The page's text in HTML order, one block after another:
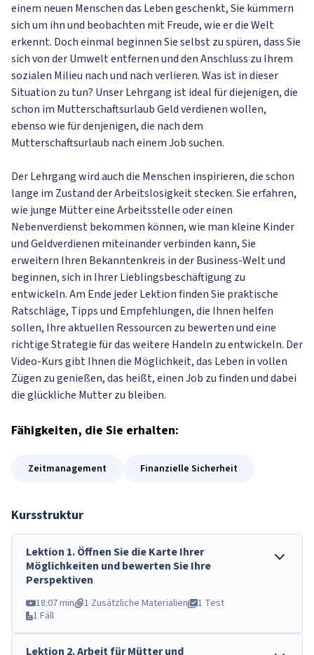
einem neuen Menschen das Leben geschenkt, Sie kümmern
sich um ihn und beobachten mit Freude, wie er die Welt
erkennt. Doch einmal beginnen Sie selbst zu spüren, dass Sie
sich von der Umwelt entfernen und den Anschluss zu Ihrem
sozialen Milieu nach und nach verlieren. Was ist in dieser
Situation zu tun? Unser Lehrgang ist ideal für diejenigen, die
schon im Mutterschaftsurlaub Geld verdienen wollen,
ebenso wie für denjenigen, die nach dem
Mutterschaftsurlaub nach einem Job suchen.
Der Lehrgang wird auch die Menschen inspirieren, die schon
lange im Zustand der Arbeitslosigkeit stecken. Sie erfahren,
wie junge Mütter eine Arbeitsstelle oder einen
Nebenverdienst bekommen können, wie man kleine Kinder
und Geldverdienen miteinander verbinden kann, Sie
erweitern Ihren Bekanntenkreis in der Business-Welt und
beginnen, sich in Ihrer Lieblingsbeschäftigung zu
entwickeln. Am Ende jeder Lektion finden Sie praktische
Ratschläge, Tipps und Empfehlungen, die Ihnen helfen
sollen, Ihre aktuellen Ressourcen zu bewerten und eine
richtige Strategie für das weitere Handeln zu entwickeln. Der
Video-Kurs gibt Ihnen die Möglichkeit, das Leben in vollen
Zügen zu genießen, das heißt, einen Job zu finden und dabei
die glückliche Mutter zu bleiben.
Fähigkeiten, die Sie erhalten:
Zeitmanagement Finanzielle Sicherheit
Kursstruktur
Lektion 1.Öffnen Sie die Karte Ihrer
Möglichkeiten und bewerten Sie Ihre
Perspektiven
18:07 min 1 Zusätzliche Materialien
1 Test
1 Fäll
Lektion 2.Arbeit für Mütter und